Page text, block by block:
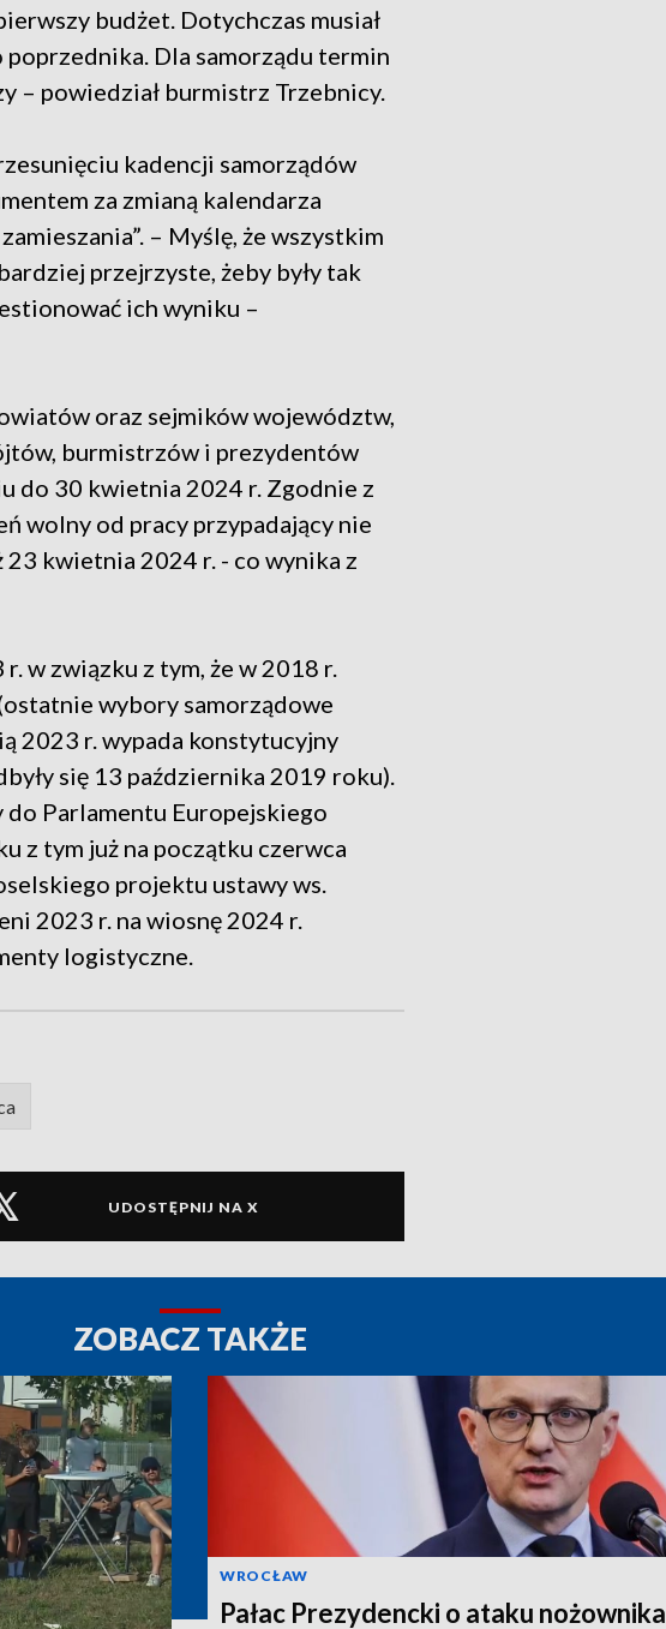
budżet. Dotychczas musiał
Dla samorządu termin
– powiedział burmistrz Trzebnicy.
kadencji samorządów
za zmianą kalendarza
– Myślę, że wszystkim
przejrzyste, żeby były tak
ich wyniku –
oraz sejmików województw,
burmistrzów i prezydentów
do 30 kwietnia 2024 r. Zgodnie z
wolny od pracy przypadający nie
kwietnia 2024 r. - co wynika z
w związku z tym, że w 2018 r.
wybory samorządowe
2023 r. wypada konstytucyjny
się 13 października 2019 roku).
Parlamentu Europejskiego
z tym już na początku czerwca
projektu ustawy ws.
2023 r. na wiosnę 2024 r.
logistyczne.
UDOSTĘPNIJ NA X
ZOBACZ TAKŻE
WROCŁAW
Pałac Prezydencki o ataku nożownika